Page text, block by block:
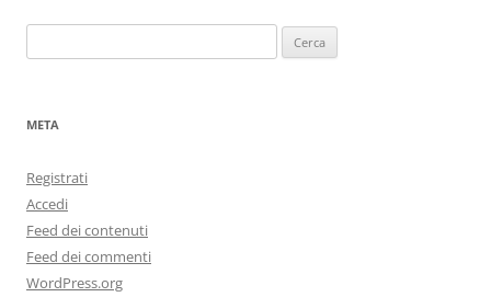
per:
META
Registrati
Accedi
Feed dei contenuti
Feed dei commenti
WordPress.org